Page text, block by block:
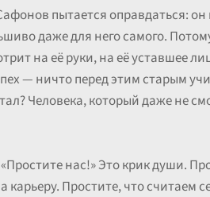
пытается оправдаться: он
даже для него самого.
на её руки, на её уставшее
— ничто перед этим старым
Человека, который даже не
нас!» Это крик души.
Простите, что